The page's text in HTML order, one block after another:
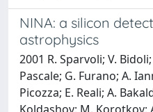
NINA: a silicon
astrophysics
2001 R. Sparvoli; V.
Pascale; G. Furano; A.
Picozza; E. Reali; A.